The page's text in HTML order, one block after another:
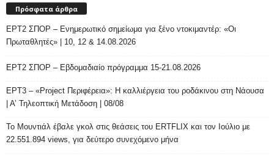
Πρόσφατα άρθρα
ΕΡΤ2 ΣΠΟΡ – Ενημερωτικό σημείωμα για ξένο ντοκιμαντέρ: «Οι
Πρωταθλητές» | 10, 12 & 14.08.2026
ΕΡΤ2 ΣΠΟΡ – Εβδομαδιαίο πρόγραμμα 15-21.08.2026
ΕΡΤ3 – «Project Περιφέρεια»: Η καλλιέργεια του ροδάκινου στη Νάουσα
| Α’ Τηλεοπτική Μετάδοση | 08/08
Το Μουντιάλ έβαλε γκολ στις θεάσεις του ERTFLIX και τον Ιούλιο με
22.551.894 views, για δεύτερο συνεχόμενο μήνα